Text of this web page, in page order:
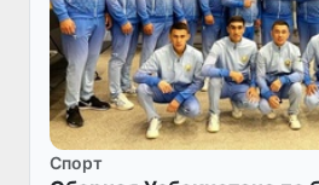
Спорт